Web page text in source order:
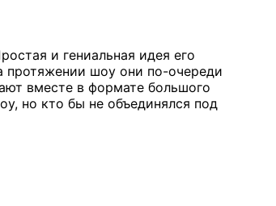
и гениальная идея его
протяжении шоу они по-очереди
вместе в формате большого
но кто бы не объединялся под